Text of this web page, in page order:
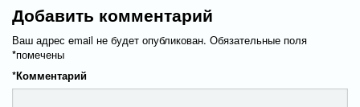
Добавить комментарий
Ваш адрес email не будет опубликован. Обязательные поля
помечены
*
Комментарий
*